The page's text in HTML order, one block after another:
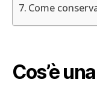
Come
Cos’è